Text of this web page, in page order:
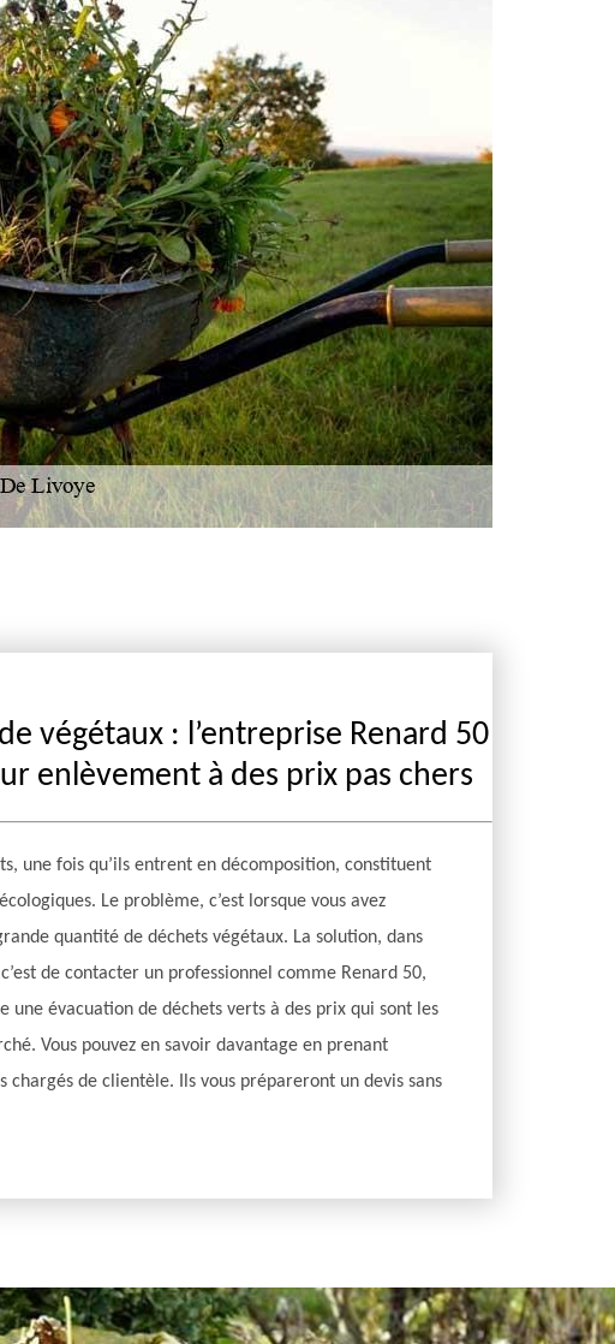
végétaux : l’entreprise Renard 50
enlèvement à des prix pas chers
une fois qu’ils entrent en décomposition, constituent
Le problème, c’est lorsque vous avez
quantité de déchets végétaux. La solution, dans
de contacter un professionnel comme Renard 50,
une évacuation de déchets verts à des prix qui sont les
Vous pouvez en savoir davantage en prenant
chargés de clientèle. Ils vous prépareront un devis sans